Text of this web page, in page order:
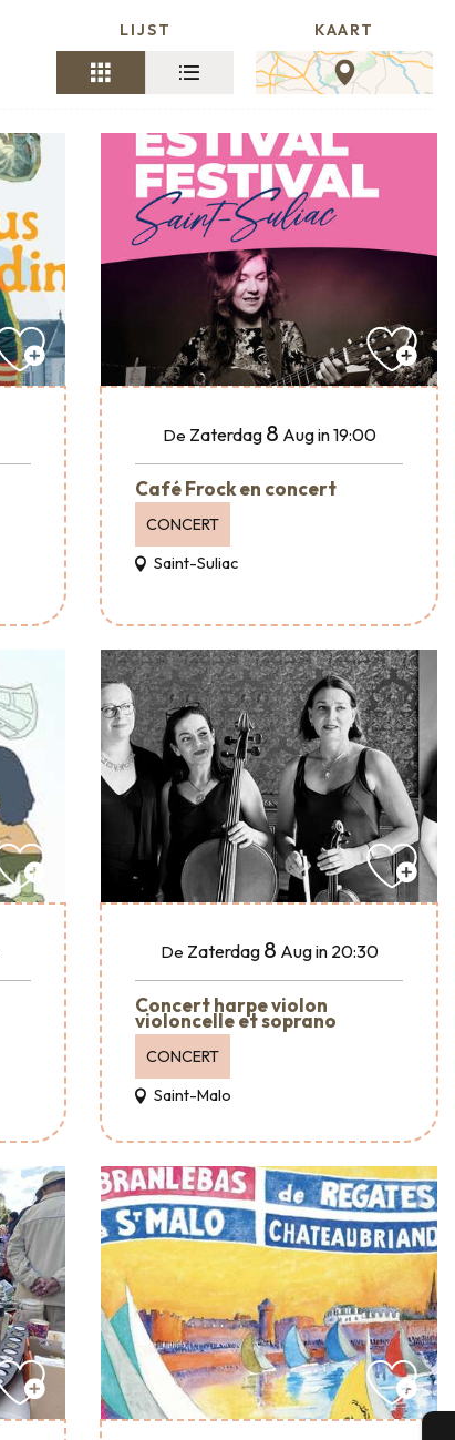
LIJST KAART
De Zaterdag 8 Augin 19:00
Café Frock en concert
CONCERT
Saint-Suliac
De Zaterdag 8 Augin 20:30
Concert harpe violon
violoncelle et soprano
CONCERT
Saint-Malo